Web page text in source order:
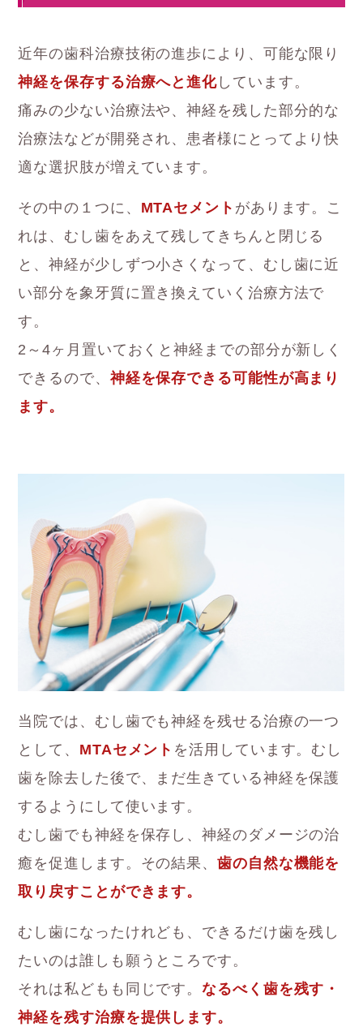
近年の歯科治療技術の進歩により、可能な限り
神経を保存する治療へと進化 しています。
痛みの少ない治療法や、神経を残した部分的な
治療法などが開発され、患者様にとってより快
適な選択肢が増えています。
その中の１つに、 MTAセメント があります。こ
れは、むし歯をあえて残してきちんと閉じる
と、神経が少しずつ小さくなって、むし歯に近
い部分を象牙質に置き換えていく治療方法で
す。
2～4ヶ月置いておくと神経までの部分が新しく
できるので、 神経を保存できる可能性が高まり
ます。
当院では、むし歯でも神経を残せる治療の一つ
として、 MTAセメント を活用しています。むし
歯を除去した後で、まだ生きている神経を保護
するようにして使います。
むし歯でも神経を保存し、神経のダメージの治
癒を促進します。その結果、歯の自然な機能を
取り戻すことができます。
むし歯になったけれども、できるだけ歯を残し
たいのは誰しも願うところです。
それは私どもも同じです。なるべく歯を残す・
神経を残す治療を提供します。